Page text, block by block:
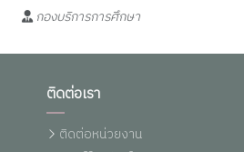
กองบริการการศึกษา
ติดต่อเรา
ติดต่อหน่วยงาน